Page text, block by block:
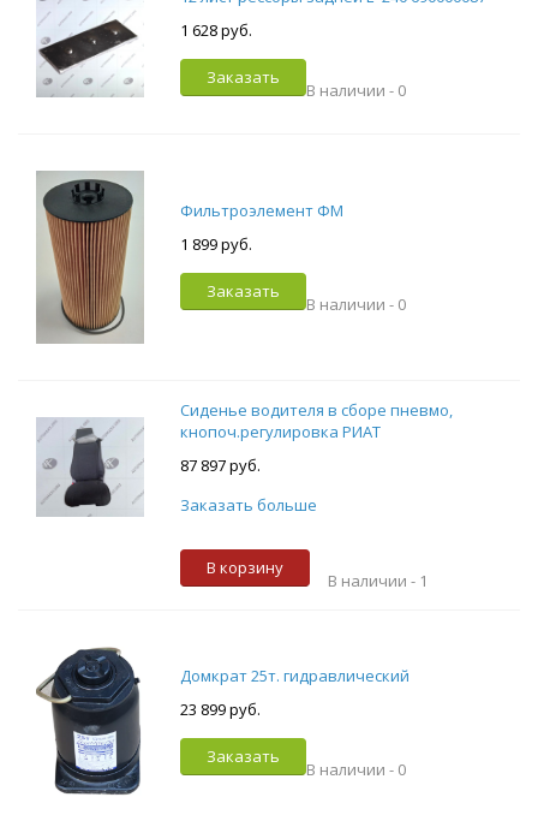
1 628 руб.
Заказать
В наличии - 0
Фильтроэлемент ФМ
1 899 руб.
Заказать
В наличии - 0
Сиденье водителя в сборе пневмо,
кнопоч.регулировка РИАТ
87 897 руб.
Заказать больше
В корзину
В наличии - 1
Домкрат 25т. гидравлический
23 899 руб.
Заказать
В наличии - 0